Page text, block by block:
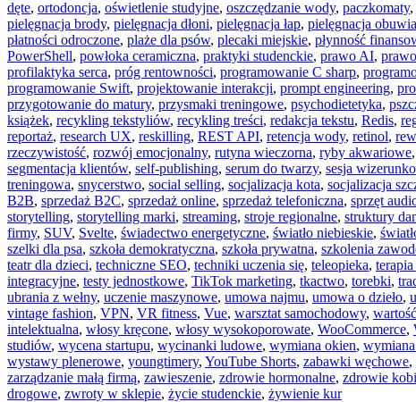
dęte, ortodoncja, oświetlenie studyjne, oszczędzanie wody, paczkomaty,
pielęgnacja brody, pielęgnacja dłoni, pielęgnacja łap, pielęgnacja obuwia
płatności odroczone, plaże dla psów, plecaki miejskie, płynność
PowerShell, powłoka ceramiczna, praktyki studenckie, prawo AI,
profilaktyka serca, próg rentowności, programowanie C sharp,
programowanie Swift, projektowanie interakcji, prompt engineering,
przygotowanie do matury, przysmaki treningowe, psychodietetyka,
książek, recykling tekstyliów, recykling treści, redakcja tekstu, Redis,
reportaż, research UX, reskilling, REST API, retencja wody, retinol,
rzeczywistość, rozwój emocjonalny, rutyna wieczorna, ryby akwariowe,
segmentacja klientów, self-publishing, serum do twarzy, sesja
treningowa, snycerstwo, social selling, socjalizacja kota, socjalizacja
B2B, sprzedaż B2C, sprzedaż online, sprzedaż telefoniczna, sprzęt
storytelling, storytelling marki, streaming, stroje regionalne, struktury
firmy, SUV, Svelte, świadectwo energetyczne, światło niebieskie,
szelki dla psa, szkoła demokratyczna, szkoła prywatna, szkolenia
teatr dla dzieci, techniczne SEO, techniki uczenia się, teleopieka,
integracyjne, testy jednostkowe, TikTok marketing, tkactwo, torebki,
ubrania z wełny, uczenie maszynowe, umowa najmu, umowa o dzieło,
vintage fashion, VPN, VR fitness, Vue, warsztat samochodowy,
intelektualna, włosy kręcone, włosy wysokoporowate, WooCommerce,
studiów, wycena startupu, wycinanki ludowe, wymiana okien,
wystawy plenerowe, youngtimery, YouTube Shorts, zabawki węchowe,
zarządzanie małą firmą, zawieszenie, zdrowie hormonalne, zdrowie
drogowe, zwroty w sklepie, życie studenckie, żywienie kur